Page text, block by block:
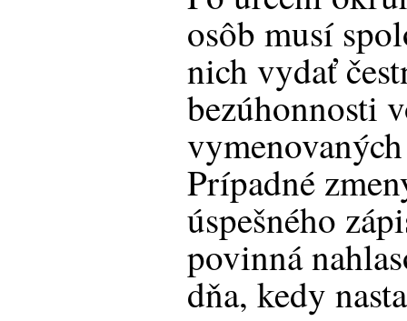
osôb musí
nich vydať
bezúhonnosti
Prípadné
úspešného
povinná
dňa, kedy